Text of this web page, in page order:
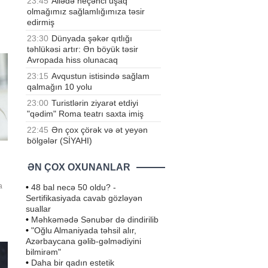
olmağımız sağlamlığımıza təsir
edirmiş
23:30 Dünyada şəkər qıtlığı
təhlükəsi artır: Ən böyük təsir
Avropada hiss olunacaq
23:15 Avqustun istisində sağlam
qalmağın 10 yolu
23:00 Turistlərin ziyarət etdiyi
"qədim" Roma teatrı saxta imiş
22:45 Ən çox çörək və ət yeyən
bölgələr (SİYAHI)
ƏN ÇOX OXUNANLAR
• 48 bal necə 50 oldu? -
Sertifikasiyada cavab gözləyən
suallar
• Məhkəmədə Sənubər də dindirilib
• "Oğlu Almaniyada təhsil alır,
Azərbaycana gəlib-gəlmədiyini
bilmirəm"
• Daha bir qadın estetik